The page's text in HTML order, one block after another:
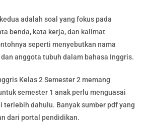
adalah soal yang fokus pada
benda, kata kerja, dan kalimat
seperti menyebutkan nama
dan anggota tubuh dalam bahasa Inggris.
Kelas 2 Semester 2 memang
semester 1 anak perlu menguasai
terlebih dahulu. Banyak sumber pdf yang
dari portal pendidikan.